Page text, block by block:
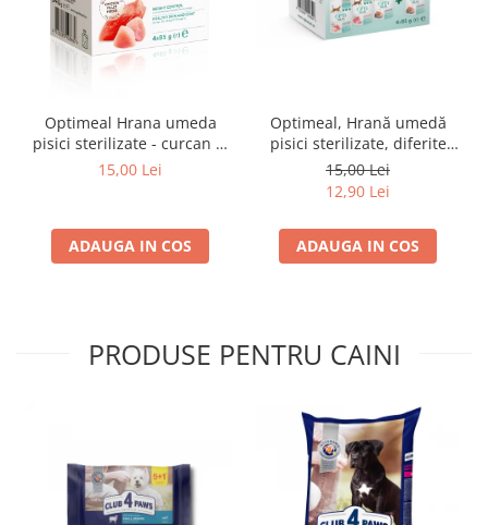
Optimeal Hrana umeda
pisici sterilizate - curcan si
pui in sos, set 3+1,
15,00 Lei
ADAUGA IN COS
Optimeal, Hrană umedă
pisici sterilizate, diferite
arome, (3+1), 0.34kg
15,00 Lei
12,90 Lei
ADAUGA IN COS
PRODUSE PENTRU CAINI